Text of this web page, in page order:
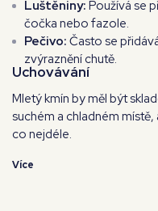
Luštěniny: Používá se
čočka nebo fazole.
Pečivo: Často se
zvýraznění chutě.
Uchovávání
Mletý kmín by měl být
suchém a chladném
co nejdéle.
Více